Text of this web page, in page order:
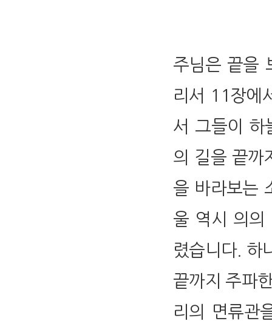
주님은 끝을
리서 11장에
서 그들이 하
의 길을 끝까
을 바라보는
울 역시 의의
렸습니다. 하
끝까지 주파
리의 면류관